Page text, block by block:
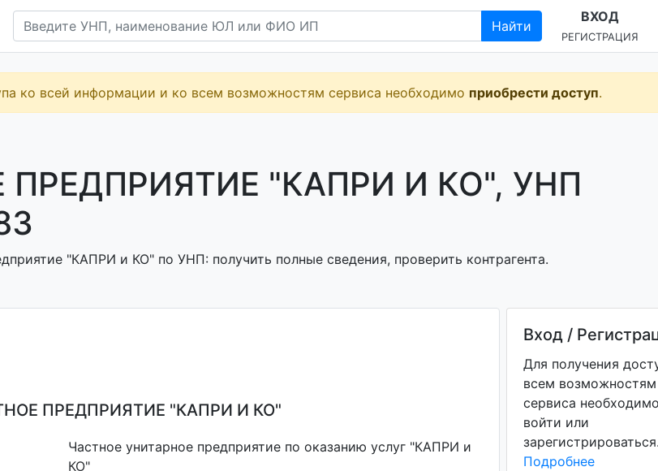
Найти
ВХОД
РЕГИСТРАЦИЯ
ко всей информации и ко всем возможностям сервиса необходимо приобрести доступ.
ПРЕДПРИЯТИЕ "КАПРИ И КО", УНП
"КАПРИ и КО" по УНП: получить полные сведения, проверить контрагента.
ПРЕДПРИЯТИЕ "КАПРИ И КО"
Частное унитарное предприятие по оказанию услуг "КАПРИ и
КО"
Вход /
Для получения
всем возможностям
сервиса
войти или
Подробнее